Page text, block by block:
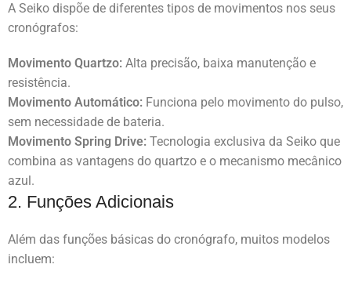
A Seiko dispõe de diferentes tipos de movimentos nos seus
cronógrafos:
Movimento Quartzo: Alta precisão, baixa manutenção e
resistência.
Movimento Automático: Funciona pelo movimento do pulso,
sem necessidade de bateria.
Movimento Spring Drive: Tecnologia exclusiva da Seiko que
combina as vantagens do quartzo e o mecanismo mecânico
azul.
2. Funções Adicionais
Além das funções básicas do cronógrafo, muitos modelos
incluem: